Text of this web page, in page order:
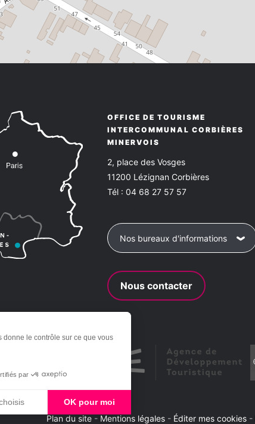
donne le contrôle sur ce que vous
par
OK pour moi
OFFICE DE TOURISME
INTERCOMMUNAL CORBIÈRES
MINERVOIS
2, place des Vosges
11200 Lézignan Corbières
Tél : 04 68 27 57 57
Nos bureaux d'informations
Nous contacter
Plan du site - Mentions légales - Éditer mes cookies -